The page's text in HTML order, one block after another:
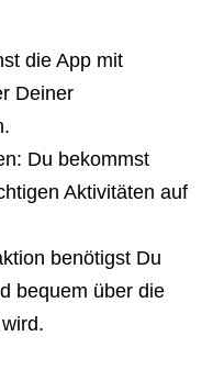
die App mit
Deiner
Du bekommst
Aktivitäten auf
benötigst Du
bequem über die